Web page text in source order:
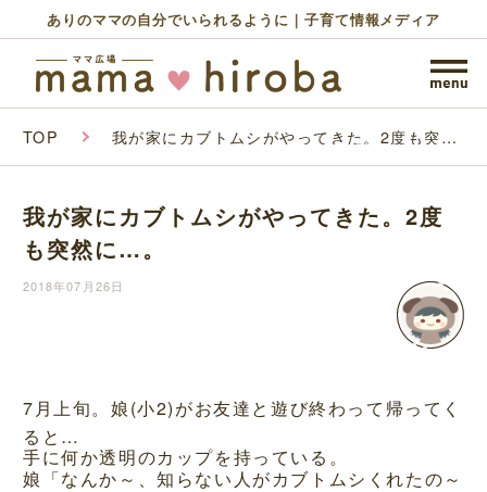
ありのママの自分でいられるように｜子育て情報メディア
TOP 我が家にカブトムシがやってきた。2度も突然
我が家にカブトムシがやってきた。2度
も突然に…。
2018年07月26日
7月上旬。娘(小2)がお友達と遊び終わって帰ってく
ると…
手に何か透明のカップを持っている。
娘「なんか～、知らない人がカブトムシくれたの～